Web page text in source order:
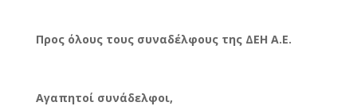
Προς όλους τους συναδέλφους της ΔΕΗ Α.Ε.
Αγαπητοί συνάδελφοι,